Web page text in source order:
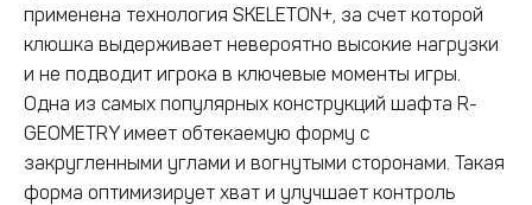
применена технология SKELETON+, за счет которой
клюшка выдерживает невероятно высокие нагрузки
и не подводит игрока в ключевые моменты игры.
Одна из самых популярных конструкций шафта R-
GEOMETRY имеет обтекаемую форму с
закругленными углами и вогнутыми сторонами. Такая
форма оптимизирует хват и улучшает контроль